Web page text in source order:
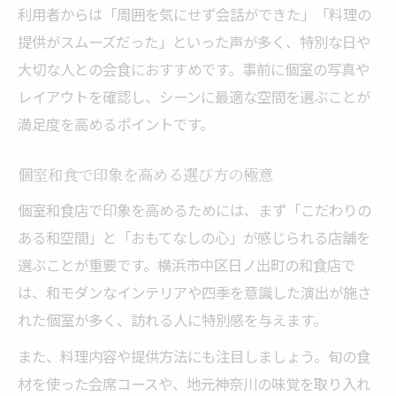
利用者からは「周囲を気にせず会話ができた」「料理の
提供がスムーズだった」といった声が多く、特別な日や
大切な人との会食におすすめです。事前に個室の写真や
レイアウトを確認し、シーンに最適な空間を選ぶことが
満足度を高めるポイントです。
個室和食で印象を高める選び方の極意
個室和食店で印象を高めるためには、まず「こだわりの
ある和空間」と「おもてなしの心」が感じられる店舗を
選ぶことが重要です。横浜市中区日ノ出町の和食店で
は、和モダンなインテリアや四季を意識した演出が施さ
れた個室が多く、訪れる人に特別感を与えます。
また、料理内容や提供方法にも注目しましょう。旬の食
材を使った会席コースや、地元神奈川の味覚を取り入れ